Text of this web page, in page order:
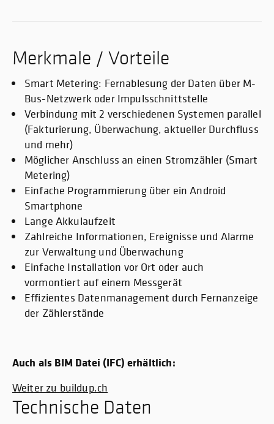
Merkmale / Vorteile
Smart Metering: Fernablesung der Daten über M-
Bus-Netzwerk oder Impulsschnittstelle
Verbindung mit 2 verschiedenen Systemen parallel
(Fakturierung, Überwachung, aktueller Durchfluss
und mehr)
Möglicher Anschluss an einen Stromzähler (Smart
Metering)
Einfache Programmierung über ein Android
Smartphone
Lange Akkulaufzeit
Zahlreiche Informationen, Ereignisse und Alarme
zur Verwaltung und Überwachung
Einfache Installation vor Ort oder auch
vormontiert auf einem Messgerät
Effizientes Datenmanagement durch Fernanzeige
der Zählerstände
Auch als BIM Datei (IFC) erhältlich:
Weiter zu buildup.ch
Technische Daten